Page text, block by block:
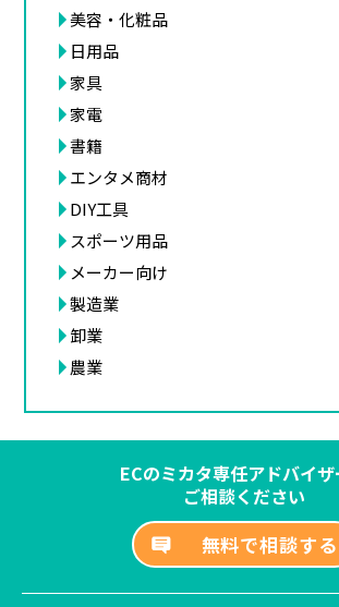
美容・化粧品
日用品
家具
家電
書籍
エンタメ商材
DIY工具
スポーツ用品
メーカー向け
製造業
卸業
農業
ECのミカタ専任アドバイ
ご相談ください
無料で相談する